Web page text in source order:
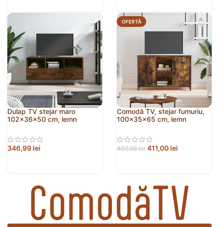
Dulap TV stejar maro
102x36x50 cm, lemn
346,99 lei
OFERTĂ
Comodă TV, stejar fumuriu,
100x35x65 cm, lemn
497,99lei 411,00 lei